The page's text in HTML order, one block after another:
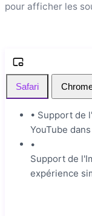
pour afficher les
Safari
• Support de
YouTube
•
Support de
expérience